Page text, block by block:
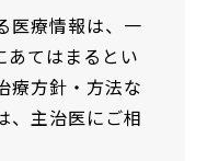
医療情報は、一
あてはまるとい
療方針・方法な
、主治医にご相